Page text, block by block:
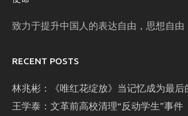
致力于提升中国人的表达自由，思想自由
RECENT POSTS
林兆彬：《唯红花绽放》当记忆成为最后
王学泰：文革前高校清理“反动学生”事件